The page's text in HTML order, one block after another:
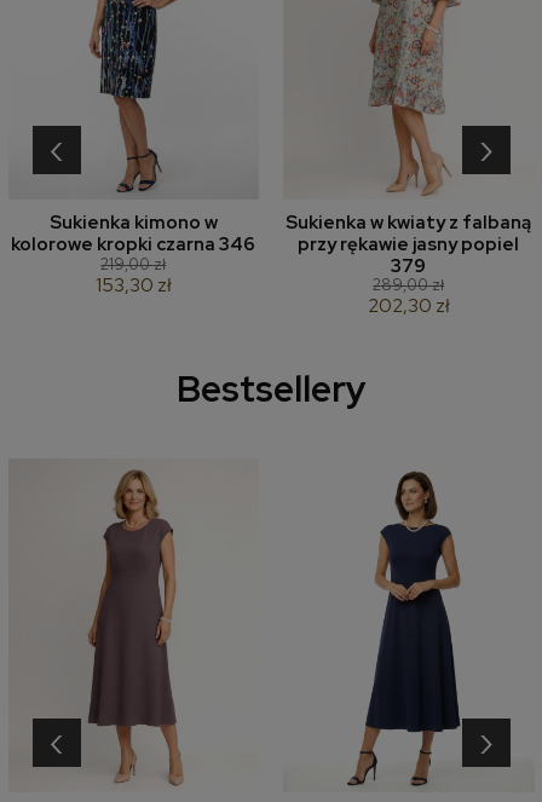
Sukienka kimono w
kolorowe kropki czarna 346
219,00 zł
153,30 zł
Sukienka w kwiaty z falbaną
przy rękawie jasny popiel
379
289,00 zł
202,30 zł
‹ ›
Bestsellery
‹ ›